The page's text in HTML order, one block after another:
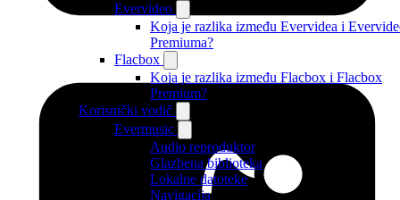
Evervideo
Koja je razlika između Evervidea i
Premiuma?
Flacbox
Koja je razlika između Flacbox i Flacbox
Premium?
Korisnički vodič
Evermusic
Audio reproduktor
Glazbena biblioteka
Lokalne datoteke
Navigacija